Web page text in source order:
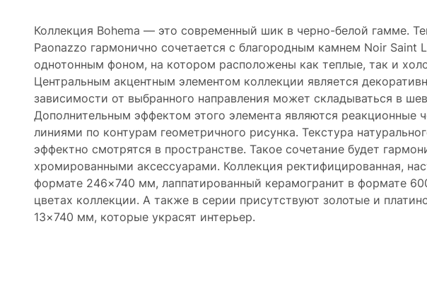
Коллекция Bohema — это современный шик в черно-белой гамме.
Paonazzo гармонично сочетается с благородным камнем Noir Saint
однотонным фоном, на котором расположены как теплые, так и
Центральным акцентным элементом коллекции является
зависимости от выбранного направления может складываться в
Дополнительным эффектом этого элемента являются реакционные
линиями по контурам геометричного рисунка. Текстура
эффектно смотрятся в пространстве. Такое сочетание будет
хромированными аксессуарами. Коллекция ректифицированная,
формате 246×740 мм, лаппатированный керамогранит в формате
цветах коллекции. А также в серии присутствуют золотые и
13×740 мм, которые украсят интерьер.